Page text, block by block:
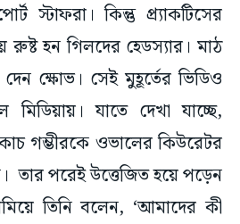
স্টাফরা। কিন্তু প্র্যাকটিসের
রুষ্ট হন গিলদের হেডস্যার। মাঠ
ক্ষোভ। সেই মুহূর্তের ভিডিও
মিডিয়ায়। যাতে দেখা যাচ্ছে,
গম্ভীরকে ওভালের কিউরেটর
তার পরেই উত্তেজিত হয়ে পড়েন
তিনি বলেন, ‘আমাদের কী